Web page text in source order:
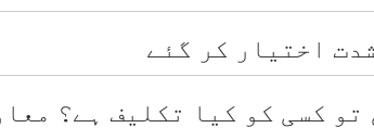
اختیار کر گئے
کسی کو کیا تکلیف ہے؟